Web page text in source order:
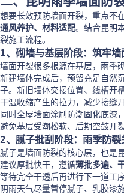
想要长效预防墙面开裂，重点不
通风养护、材料适配。结合昆明
裂施工流程。
1、砌墙与基层阶段：筑牢墙
墙面开裂很多根源在基层，雨季
新建墙体完成后，预留充足自然
子。新旧墙体交接位置、线槽开
干湿收缩产生的拉力，减少接缝
同时全屋墙面涂刷防潮固化底漆
避免基层受潮松软、后期空鼓开
2、腻子批刮阶段：雨季防裂
腻子是墙面防裂的核心层，也是
建议厚批快干，遵循薄批多遍、
等待完全干透后再进行下一道工
阴雨天气尽量暂停腻子、乳胶漆